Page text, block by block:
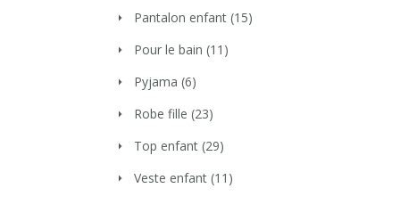
Pantalon enfant (15)
Pour le bain (11)
Pyjama (6)
Robe fille (23)
Top enfant (29)
Veste enfant (11)